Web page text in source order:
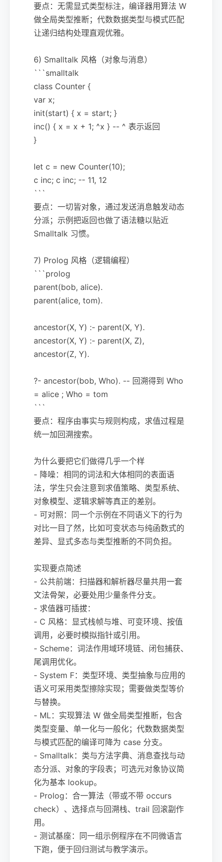
要点：无需显式类型标注，编译器用算法 W
做全局类型推断；代数数据类型与模式匹配
让递归结构处理直观优雅。
6) Smalltalk 风格（对象与消息）
```smalltalk
class Counter {
var x;
init(start) { x = start; }
inc() { x = x + 1; ^x } -- ^ 表示返回
}
let c = new Counter(10);
c inc; c inc; -- 11, 12
```
要点：一切皆对象，通过发送消息触发动态
分派；示例把返回也做了语法糖以贴近
Smalltalk 习惯。
7) Prolog 风格（逻辑编程）
```prolog
parent(bob, alice).
parent(alice, tom).
ancestor(X, Y) :- parent(X, Y).
ancestor(X, Y) :- parent(X, Z),
ancestor(Z, Y).
?- ancestor(bob, Who). -- 回溯得到 Who
= alice ; Who = tom
```
要点：程序由事实与规则构成，求值过程是
统一加回溯搜索。
为什么要把它们做得几乎一个样
- 降噪：相同的词法和大体相同的表面语
法，学生只会注意到求值策略、类型系统、
对象模型、逻辑求解等真正的差别。
- 可对照：同一个示例在不同语义下的行为
对比一目了然，比如可变状态与纯函数式的
差异、显式多态与类型推断的不同负担。
实现要点简述
- 公共前端：扫描器和解析器尽量共用一套
文法骨架，必要处用少量条件分支。
- 求值器可插拔：
- C 风格：显式栈帧与堆、可变环境、按值
调用，必要时模拟指针或引用。
- Scheme：词法作用域环境链、闭包捕获、
尾调用优化。
- System F：类型环境、类型抽象与应用的
语义可采用类型擦除实现；需要做类型等价
与替换。
- ML：实现算法 W 做全局类型推断，包含
类型变量、单一化与一般化；代数数据类型
与模式匹配的编译可降为 case 分支。
- Smalltalk：类与方法字典、消息查找与动
态分派、对象的字段表；可选元对象协议简
化为基本 lookup。
- Prolog：合一算法（带或不带 occurs
check）、选择点与回溯栈、trail 回滚副作
用。
- 测试基座：同一组示例程序在不同微语言
下跑，便于回归测试与教学演示。